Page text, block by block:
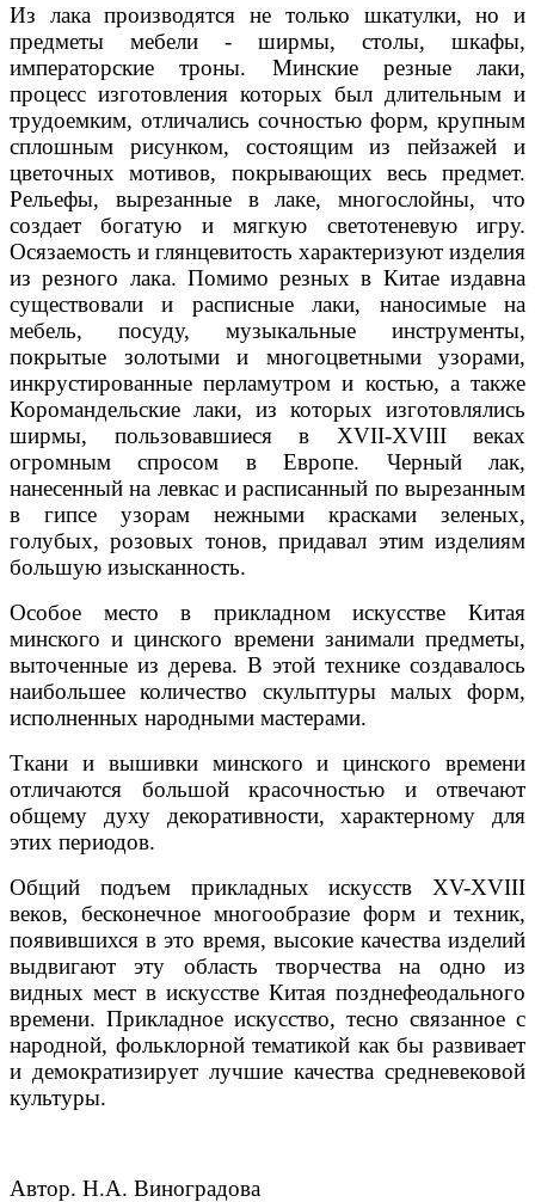
Из лака производятся не только шкатулки, но и
предметы мебели - ширмы, столы, шкафы,
императорские троны. Минские резные лаки,
процесс изготовления которых был длительным и
трудоемким, отличались сочностью форм, крупным
сплошным рисунком, состоящим из пейзажей и
цветочных мотивов, покрывающих весь предмет.
Рельефы, вырезанные в лаке, многослойны, что
создает богатую и мягкую светотеневую игру.
Осязаемость и глянцевитость характеризуют изделия
из резного лака. Помимо резных в Китае издавна
существовали и расписные лаки, наносимые на
мебель, посуду, музыкальные инструменты,
покрытые золотыми и многоцветными узорами,
инкрустированные перламутром и костью, а также
Коромандельские лаки, из которых изготовлялись
ширмы, пользовавшиеся в XVII-XVIII веках
огромным спросом в Европе. Черный лак,
нанесенный на левкас и расписанный по вырезанным
в гипсе узорам нежными красками зеленых,
голубых, розовых тонов, придавал этим изделиям
большую изысканность.
Особое место в прикладном искусстве Китая
минского и цинского времени занимали предметы,
выточенные из дерева. В этой технике создавалось
наибольшее количество скульптуры малых форм,
исполненных народными мастерами.
Ткани и вышивки минского и цинского времени
отличаются большой красочностью и отвечают
общему духу декоративности, характерному для
этих периодов.
Общий подъем прикладных искусств XV-XVIII
веков, бесконечное многообразие форм и техник,
появившихся в это время, высокие качества изделий
выдвигают эту область творчества на одно из
видных мест в искусстве Китая позднефеодального
времени. Прикладное искусство, тесно связанное с
народной, фольклорной тематикой как бы развивает
и демократизирует лучшие качества средневековой
культуры.
Автор. Н.А. Виноградова